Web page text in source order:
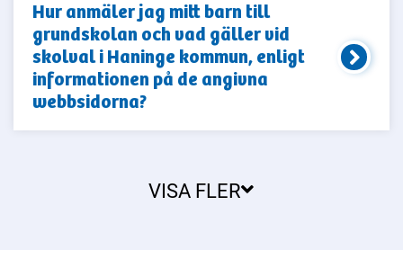
Hur anmäler jag mitt barn till
grundskolan och vad gäller vid
skolval i Haninge kommun, enligt
informationen på de angivna
webbsidorna?
VISA FLER